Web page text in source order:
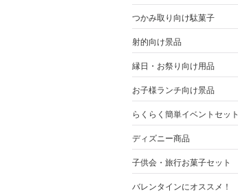
つかみ取り向け駄菓子
射的向け景品
縁日・お祭り向け用品
お子様ランチ向け景品
らくらく簡単イベントセット
ディズニー商品
子供会・旅行お菓子セット
バレンタインにオススメ！